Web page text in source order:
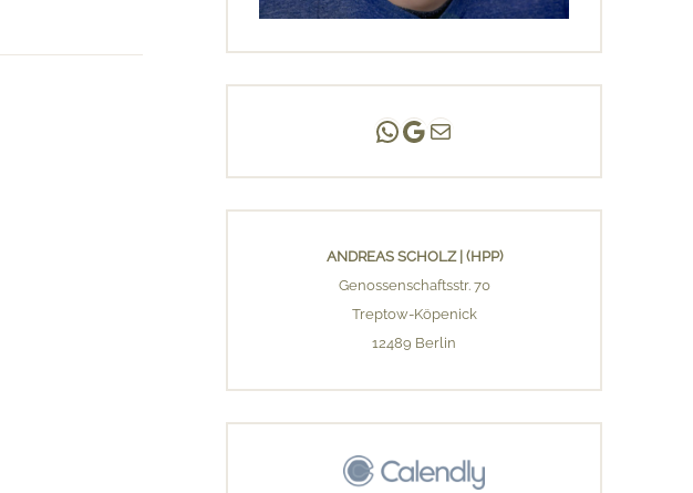
Andreas Scholz | (HPP)
Praxis Adlershof
E-Mail an mich ...
ANDREAS SCHOLZ | (HPP)
Genossenschaftsstr. 70
Treptow-Köpenick
12489 Berlin